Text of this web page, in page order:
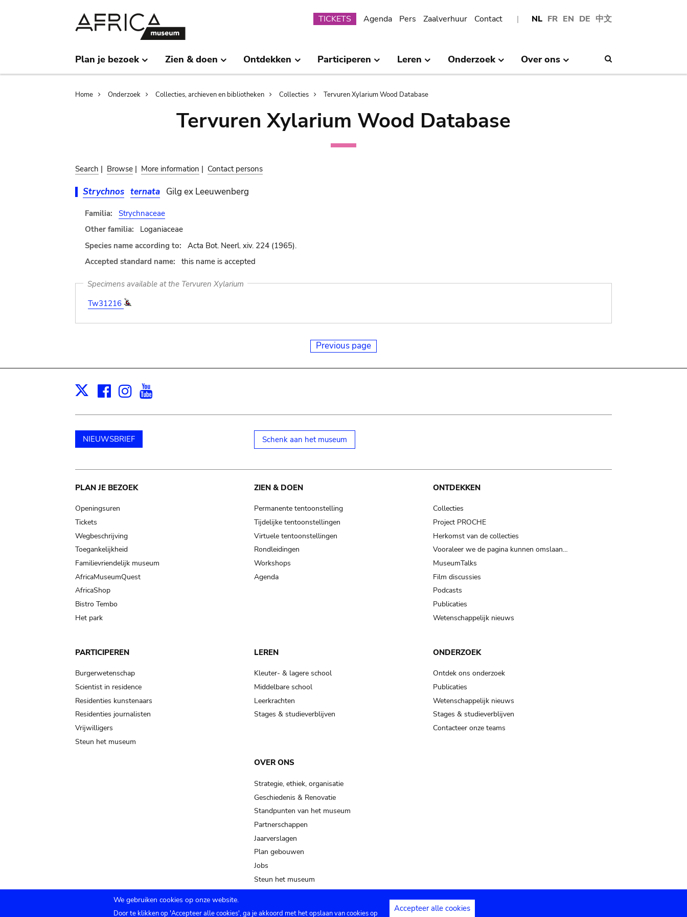
NL FR EN DE 中文
Submenu
TICKETS Agenda Pers Zaalverhuur Contact
Plan je bezoek Zien & doen Ontdekken Participeren Leren Onderzoek Over ons
Breadcrumb
Home Onderzoek Collecties, archieven en bibliotheken Collecties Tervuren Xylarium Wood Database
Tervuren Xylarium Wood Database
Search | Browse | More information | Contact persons
Strychnos ternata Gilg ex Leeuwenberg
Familia:
Strychnaceae
Other familia:
Loganiaceae
Species name according to:
Acta Bot. Neerl. xiv. 224 (1965).
Accepted standard name:
this name is accepted
Specimens available at the Tervuren Xylarium
Tw31216
Previous page
X Facebook
Instagram
NIEUWSBRIEF Schenk aan het museum
Main
navigation
PLAN JE BEZOEK
Openingsuren
Tickets
Wegbeschrijving
Toegankelijkheid
Familievriendelijk museum
AfricaMuseumQuest
AfricaShop
Bistro Tembo
Het park
ZIEN & DOEN
Permanente tentoonstelling
Tijdelijke tentoonstellingen
Virtuele tentoonstellingen
Rondleidingen
Workshops
Agenda
ONTDEKKEN
Collecties
Project PROCHE
Herkomst van de collecties
Vooraleer we de pagina kunnen omslaan…
MuseumTalks
Film discussies
Podcasts
Publicaties
Wetenschappelijk nieuws
PARTICIPEREN
Burgerwetenschap
Scientist in residence
Residenties kunstenaars
Residenties journalisten
Vrijwilligers
Steun het museum
LEREN
Kleuter- & lagere school
Middelbare school
Leerkrachten
Stages & studieverblijven
ONDERZOEK
Ontdek ons onderzoek
Publicaties
Wetenschappelijk nieuws
Stages & studieverblijven
Contacteer onze teams
OVER ONS
Strategie, ethiek, organisatie
Geschiedenis & Renovatie
Standpunten van het museum
Partnerschappen
Jaarverslagen
Plan gebouwen
Jobs
Steun het museum
We gebruiken cookies op onze website.
Door te klikken op 'Accepteer alle cookies', ga je akkoord met het opslaan van cookies op Accepteer alle cookies